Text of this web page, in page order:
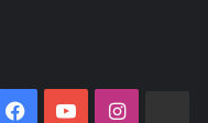
Facebook
YouTubeInstagram